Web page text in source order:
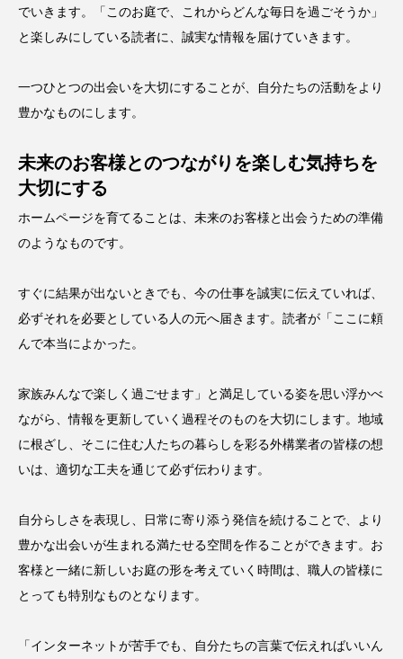
でいきます。「このお庭で、これからどんな毎日を過ごそうか」
と楽しみにしている読者に、誠実な情報を届けていきます。
一つひとつの出会いを大切にすることが、自分たちの活動をより
豊かなものにします。
未来のお客様とのつながりを楽しむ気持ちを
大切にする
ホームページを育てることは、未来のお客様と出会うための準備
のようなものです。
すぐに結果が出ないときでも、今の仕事を誠実に伝えていれば、
必ずそれを必要としている人の元へ届きます。読者が「ここに頼
んで本当によかった。
家族みんなで楽しく過ごせます」と満足している姿を思い浮かべ
ながら、情報を更新していく過程そのものを大切にします。地域
に根ざし、そこに住む人たちの暮らしを彩る外構業者の皆様の想
いは、適切な工夫を通じて必ず伝わります。
自分らしさを表現し、日常に寄り添う発信を続けることで、より
豊かな出会いが生まれる満たせる空間を作ることができます。お
客様と一緒に新しいお庭の形を考えていく時間は、職人の皆様に
とっても特別なものとなります。
「インターネットが苦手でも、自分たちの言葉で伝えればいいん